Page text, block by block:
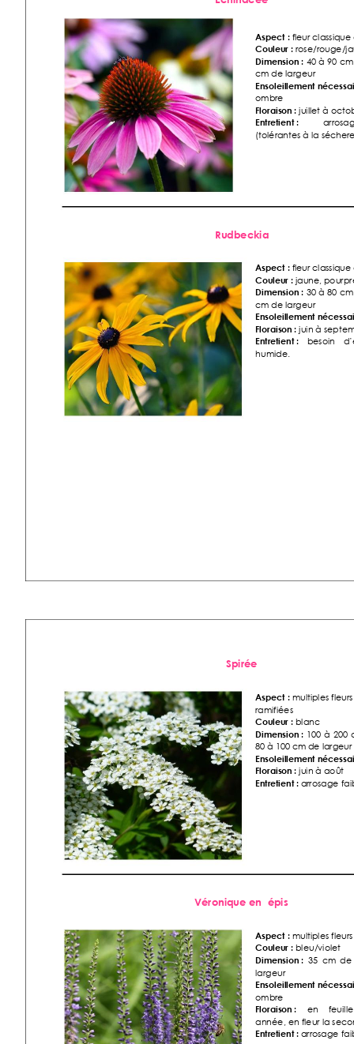
Aspect : fleur
Couleur : rose/rouge/
Dimension : 40 à 90
cm de largeur
Ensoleillement
ombre
Floraison : juillet à oc
Entretient :
(tolérantes à la
Rudbeckia
Aspect : fleur
Couleur : jaune, pourpr
Dimension : 30 à 80
cm de largeur
Ensoleillement
Floraison : juin à sept
Entretient : besoin
humide.
Spirée
Aspect : multiples
ramifiées
Couleur : blanc
Dimension : 100 à 200
80 à 100 cm de largeur
Ensoleillement
Floraison : juin à août
Entretient : arrosage
Véronique en  épis
Aspect : multiples
Couleur : bleu/violet
Dimension : 35  cm de
largeur
Ensoleillement
ombre
Floraison : en
année, en fleur la
Entretient : arrosage